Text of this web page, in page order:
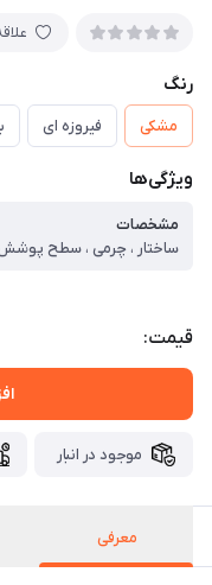
رنگ
مشکی فیروزه ای
ویژگی‌ها
مشخصات
قیمت:
موجود در انبار
معرفی